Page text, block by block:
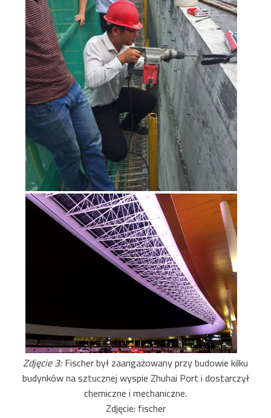
Zdjęcie 3:Fischer był zaangażowany przy budowie kilku
budynków na sztucznej wyspie Zhuhai Port i dostarczył
chemiczne i mechaniczne.
Zdjęcie: fischer